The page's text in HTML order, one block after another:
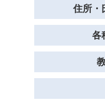
住所・
各